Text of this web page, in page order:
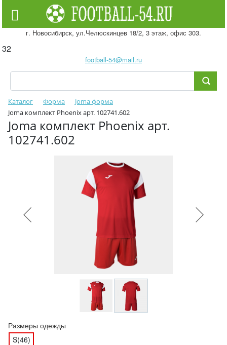
г. Новосибирск, ул.Челюскинцев 18/2, 3 этаж, офис 303.
32
football-54@mail.ru
Каталог Форма
Joma форма
Joma комплект Phoenix арт. 102741.602
Joma комплект Phoenix арт.
102741.602
Размеры одежды
S(46)